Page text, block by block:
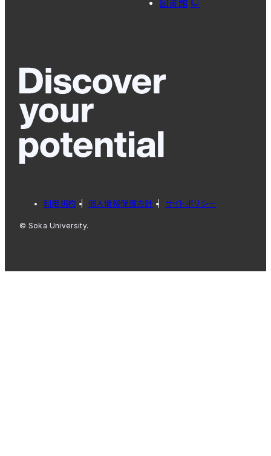
図書館
利用規約 個人情報保護方針 サイトポリシー
© Soka University.